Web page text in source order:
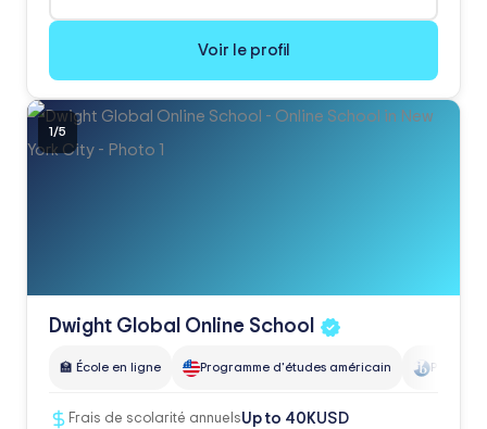
Voir le profil
1/5
Dwight Global Online School
🏫 École en ligne Programme d'études américain
Frais de scolarité annuelsUp to 40KUSD